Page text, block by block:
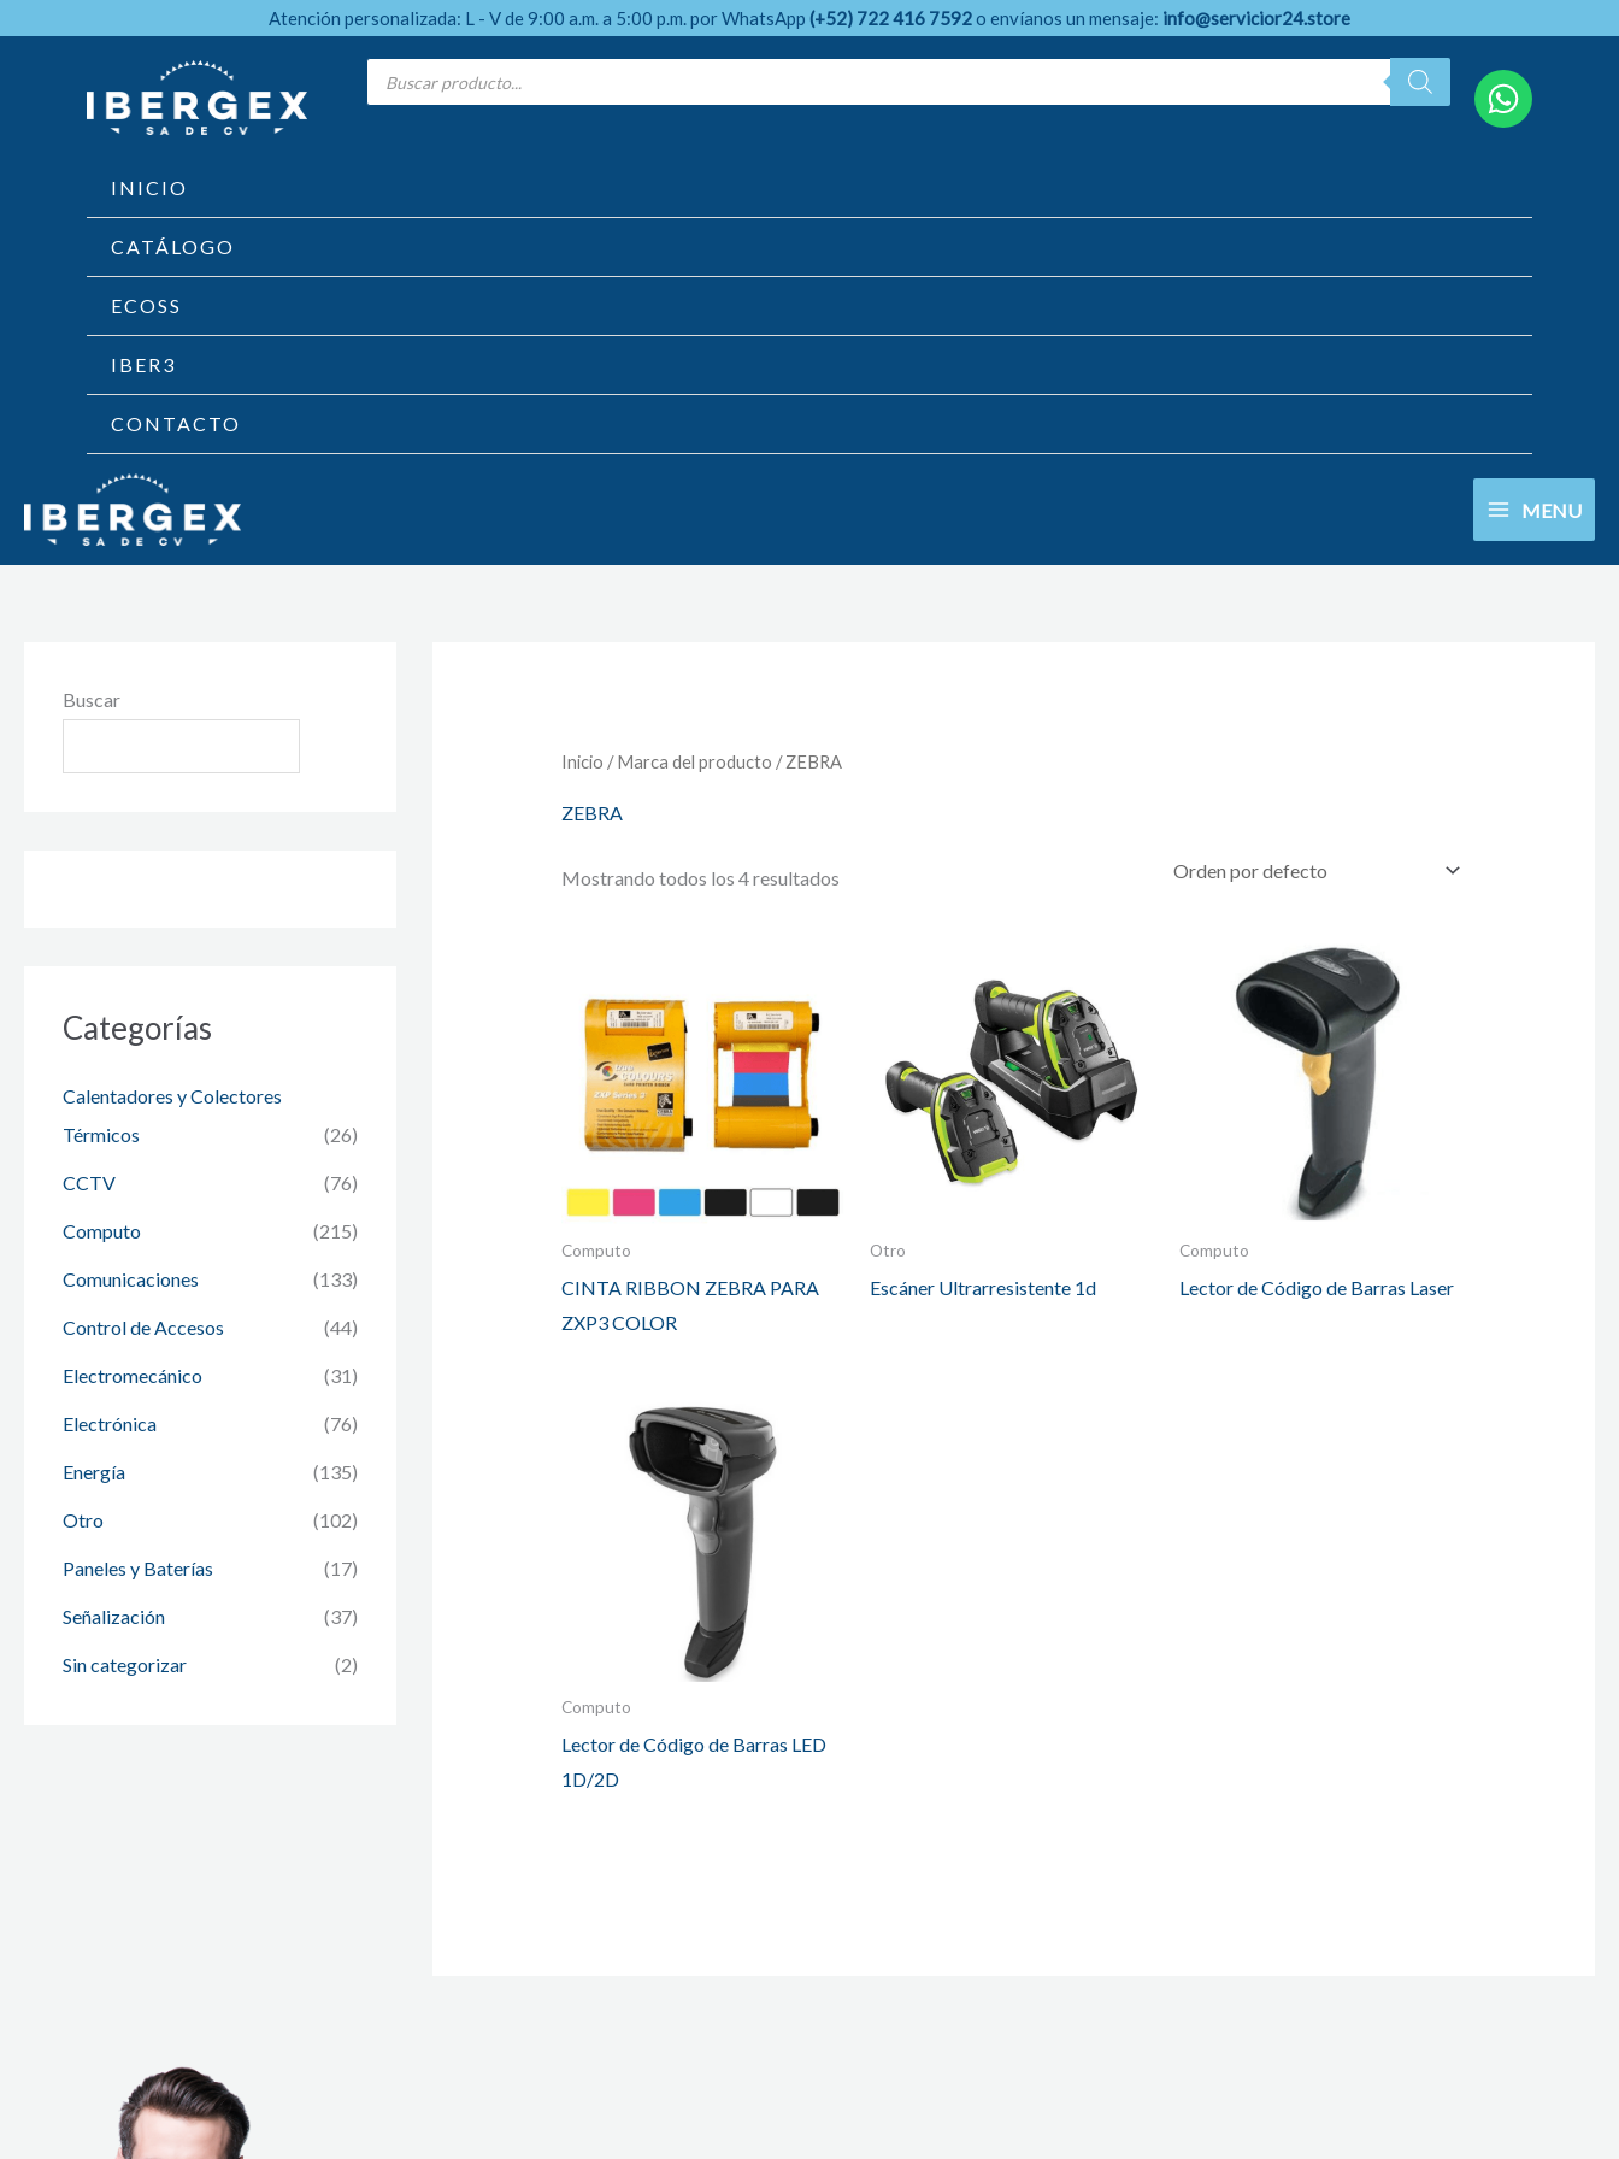
Atención personalizada: L - V de 9:00 a.m. a 5:00 p.m. por WhatsApp (+52) 722 416 7592o envíanos un mensaje: info@servicior24.store
Products
search
INICIO
CATÁLOGO
ECOSS
IBER3
CONTACTO
MENU
Buscar
Categorías
Calentadores y Colectores
Térmicos
(26)
CCTV (76)
Computo (215)
Comunicaciones (133)
Control de Accesos (44)
Electromecánico (31)
Electrónica (76)
Energía (135)
Otro (102)
Paneles y Baterías (17)
Señalización (37)
Sin categorizar (2)
Inicio / Marca del producto / ZEBRA
ZEBRA
Mostrando todos los 4 resultados
Computo
CINTA RIBBON ZEBRA PARA
ZXP3 COLOR
Otro
Escáner Ultrarresistente 1d
Computo
Lector de Código de Barras Laser
Computo
Lector de Código de Barras LED
1D/2D